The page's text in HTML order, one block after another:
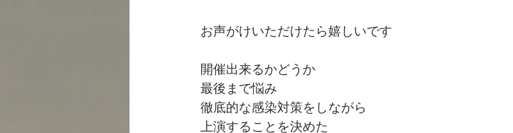
お声がけいただけたら嬉しいです
開催出来るかどうか
最後まで悩み
徹底的な感染対策をしながら
上演することを決めた